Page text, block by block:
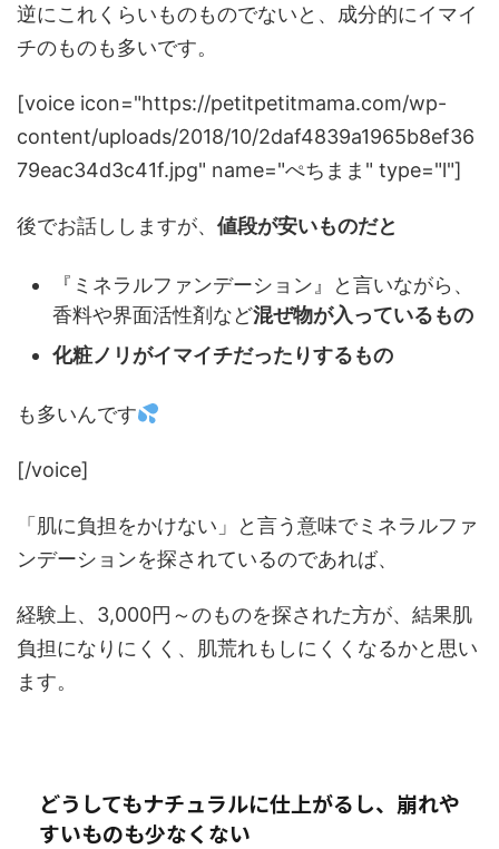
逆にこれくらいものものでないと、成分的にイマイ
チのものも多いです。
[voice icon="https://petitpetitmama.com/wp-
content/uploads/2018/10/2daf4839a1965b8ef36
79eac34d3c41f.jpg" name="ぺちまま" type="l"]
後でお話ししますが、 値段が安いものだと
『ミネラルファンデーション』と言いながら、
香料や界面活性剤など混ぜ物が入っているもの
化粧ノリがイマイチだったりするもの
も多いんです
[/voice]
「肌に負担をかけない」と言う意味でミネラルファ
ンデーションを探されているのであれば、
経験上、3,000円～のものを探された方が、結果肌
負担になりにくく、肌荒れもしにくくなるかと思い
ます。
どうしてもナチュラルに仕上がるし、崩れや
すいものも少なくない